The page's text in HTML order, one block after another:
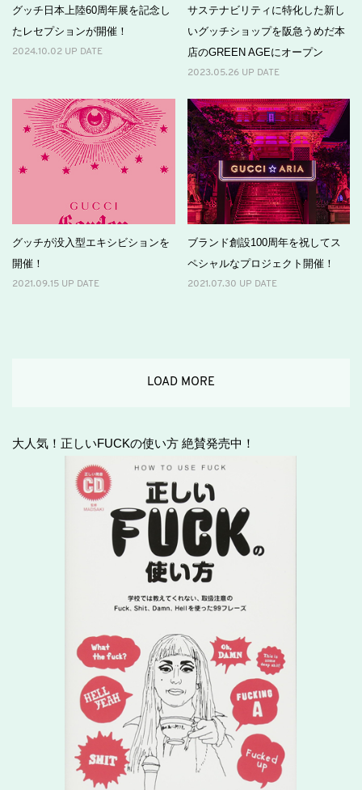
グッチ日本上陸60周年展を記念し
たレセプションが開催！
2024.10.02 UP DATE
サステナビリティに特化した新し
いグッチショップを阪急うめだ本
店のGREEN AGEにオープン
2023.05.26 UP DATE
グッチが没入型エキシビションを
開催！
2021.09.15 UP DATE
ブランド創設100周年を祝してス
ペシャルなプロジェクト開催！
2021.07.30 UP DATE
LOAD MORE
大人気！正しいFUCKの使い方 絶賛発売中！